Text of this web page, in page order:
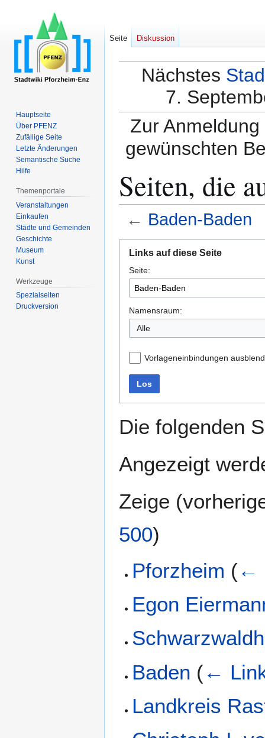
Nächstes
7.
Zur
gewünschten
Seiten, die
← Baden-Baden
Navigation
springen
Suche
springen
Links auf diese Seite
Seite:
Namensraum:
Alle
Vorlageneinbindungen
Los
Die folgenden
Angezeigt
Zeige (
500)
Pforzheim (←
Egon
Baden (←
Landkreis
Seite Diskussion
Hauptseite
Über PFENZ
Zufällige Seite
Letzte Änderungen
Semantische Suche
Hilfe
Themenportale
Veranstaltungen
Einkaufen
Städte und Gemeinden
Geschichte
Museum
Kunst
Werkzeuge
Spezialseiten
Druckversion